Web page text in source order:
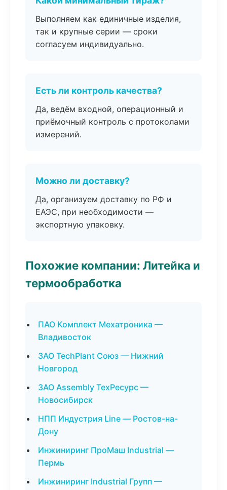
Выполняем как единичные изделия,
так и крупные серии — сроки
согласуем индивидуально.
Есть ли контроль качества?
Да, ведём входной, операционный и
приёмочный контроль с протоколами
измерений.
Можно ли доставку?
Да, организуем доставку по РФ и
ЕАЭС, при необходимости —
экспортную упаковку.
Похожие компании: Литейка и
термообработка
ПАО Комплект Мехатроника —
Владивосток
ЗАО TechPlant Союз — Нижний
Новгород
ЗАО Assembly ТехРесурс —
Новосибирск
НПП Индустрия Line — Ростов-на-
Дону
Инжиниринг ПроМаш Industrial —
Пермь
Инжиниринг Industrial Групп —